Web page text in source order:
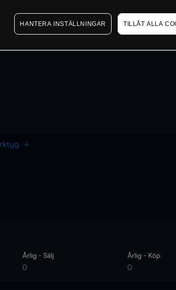
Årlig - Sälj
0
Årlig - Köp
0
HANTERA INSTÄLLNINGAR TILLÅT ALLA